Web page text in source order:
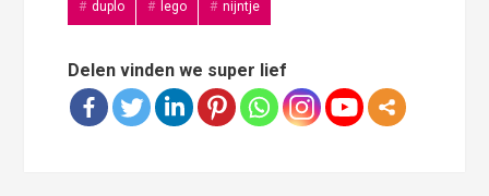
duplo lego nijntje
Delen vinden we super lief